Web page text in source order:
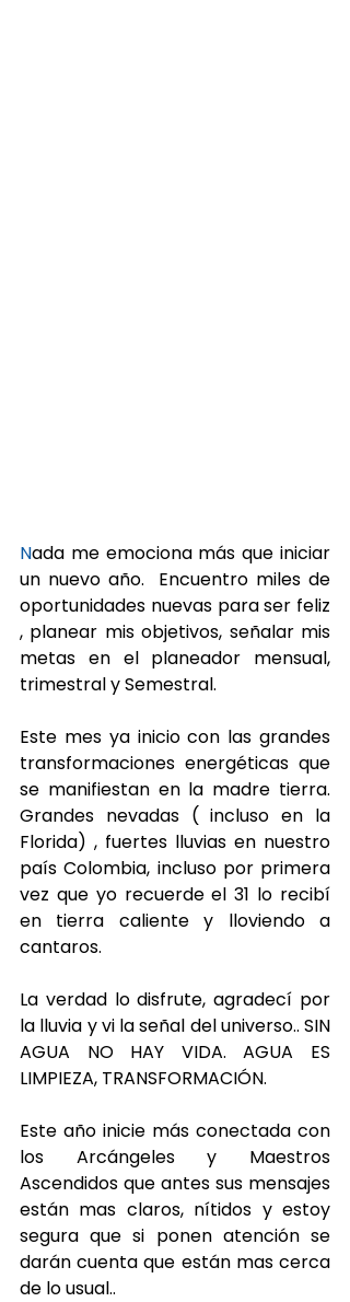
Nada me emociona más que iniciar
un nuevo año.  Encuentro miles de
oportunidades nuevas para ser feliz
, planear mis objetivos, señalar mis
metas en el planeador mensual,
trimestral y Semestral.
Este mes ya inicio con las grandes
transformaciones energéticas que
se manifiestan en la madre tierra.
Grandes nevadas ( incluso en la
Florida) , fuertes lluvias en nuestro
país Colombia, incluso por primera
vez que yo recuerde el 31 lo recibí
en tierra caliente y lloviendo a
cantaros.
La verdad lo disfrute, agradecí por
la lluvia y vi la señal del universo.. SIN
AGUA NO HAY VIDA. AGUA ES
LIMPIEZA, TRANSFORMACIÓN.
Este año inicie más conectada con
los Arcángeles y Maestros
Ascendidos que antes sus mensajes
están mas claros, nítidos y estoy
segura que si ponen atención se
darán cuenta que están mas cerca
de lo usual..